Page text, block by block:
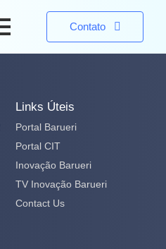
Contato
Links Úteis
Portal Barueri
Portal CIT
Inovação Barueri
TV Inovação Barueri
Contact Us